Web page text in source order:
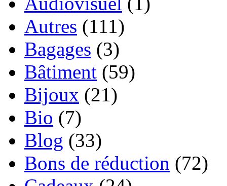
Autres (111)
Bagages (3)
Bâtiment (59)
Bijoux (21)
Bio (7)
Blog (33)
Bons de réduction (72)